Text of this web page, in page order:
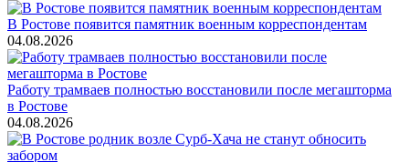
В Ростове появится памятник военным корреспондентам
04.08.2026
Работу трамваев полностью восстановили после мегашторма
в Ростове
04.08.2026